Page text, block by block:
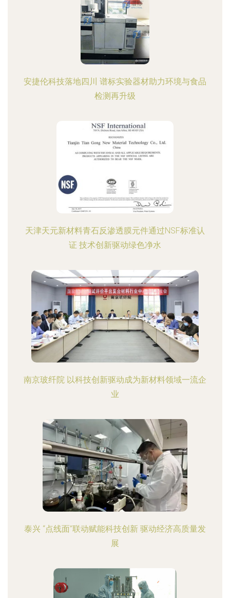
安捷伦科技落地四川 谱标实验器材助力环境与食品
检测再升级
天津天元新材料青石反渗透膜元件通过NSF标准认
证 技术创新驱动绿色净水
南京玻纤院 以科技创新驱动成为新材料领域一流企
业
泰兴 “点线面”联动赋能科技创新 驱动经济高质量发
展